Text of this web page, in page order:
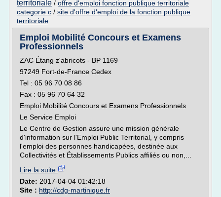
territoriale / offre d'emploi fonction publique territoriale
categorie c / site d'offre d'emploi de la fonction publique
territoriale
Emploi Mobilité Concours et Examens
Professionnels
ZAC Étang z'abricots - BP 1169
97249 Fort-de-France Cedex
Tel : 05 96 70 08 86
Fax : 05 96 70 64 32
Emploi Mobilité Concours et Examens Professionnels
Le Service Emploi
Le Centre de Gestion assure une mission générale
d'information sur l'Emploi Public Territorial, y compris
l'emploi des personnes handicapées, destinée aux
Collectivités et Établissements Publics affiliés ou non,...
Lire la suite
Date: 2017-04-04 01:42:18
Site : http://cdg-martinique.fr